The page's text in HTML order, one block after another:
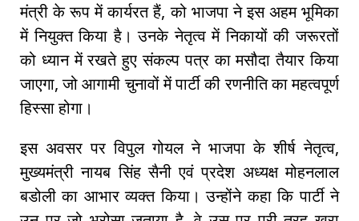
मंत्री के रूप में कार्यरत हैं, को भाजपा ने इस अहम भूमिका
में नियुक्त किया है। उनके नेतृत्व में निकायों की जरूरतों
को ध्यान में रखते हुए संकल्प पत्र का मसौदा तैयार किया
जाएगा, जो आगामी चुनावों में पार्टी की रणनीति का महत्वपूर्ण
हिस्सा होगा।
इस अवसर पर विपुल गोयल ने भाजपा के शीर्ष नेतृत्व,
मुख्यमंत्री नायब सिंह सैनी एवं प्रदेश अध्यक्ष मोहनलाल
बडोली का आभार व्यक्त किया। उन्होंने कहा कि पार्टी ने